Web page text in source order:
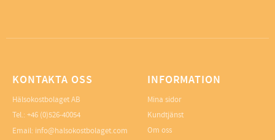
KONTAKTA OSS
Hälsokostbolaget AB
Tel.: +46 (0)526-40054
Email: info@halsokostbolaget.com
INFORMATION
Mina sidor
Kundtjänst
Om oss